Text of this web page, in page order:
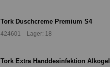
Tork Duschcreme Premium S4
424601 Lager: 18
Tork Extra Handdesinfektion Alkogel